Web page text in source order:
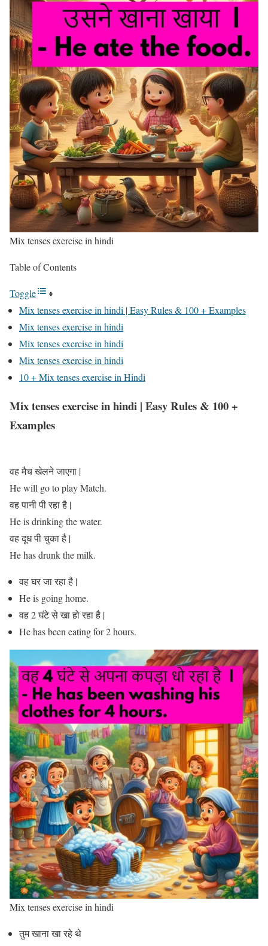
Mix tenses exercise in hindi
Table of Contents
Toggle
Mix tenses exercise in hindi | Easy Rules & 100 + Examples
Mix tenses exercise in hindi
Mix tenses exercise in hindi
Mix tenses exercise in hindi
10 + Mix tenses exercise in Hindi
Mix tenses exercise in hindi | Easy Rules & 100 +
Examples
वह मैच खेलने जाएगा |
He will go to play Match.
वह पानी पी रहा है |
He is drinking the water.
वह दूध पी चुका है |
He has drunk the milk.
वह घर जा रहा है |
He is going home.
वह 2 घंटे से खा हो रहा है |
He has been eating for 2 hours.
Mix tenses exercise in hindi
तुम खाना खा रहे थे